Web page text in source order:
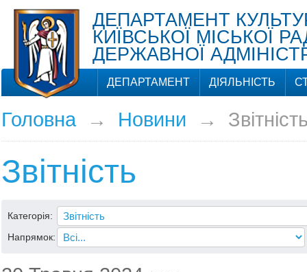
ДЕПАРТАМЕНТ
КИЇВСЬКОЇ МІСЬКОЇ
ДЕРЖАВНОЇ
ДЕПАРТАМЕНТ ДІЯЛЬНІСТЬ
Головна→ Новини →
Звітність
Категорія:
Напрямок: